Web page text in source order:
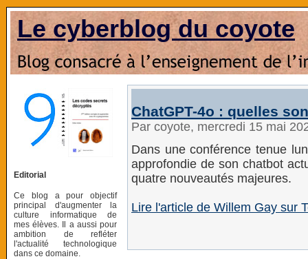
Le cyberblog du coyote
Editorial
Ce blog a pour objectif
principal d'augmenter la
culture informatique de
mes élèves. Il a aussi pour
ambition de refléter
l'actualité technologique
dans ce domaine.
ChatGPT-4o : quelles
Par coyote, mercredi 15 mai
Dans une conférence tenue
approfondie de son chatbot
quatre nouveautés majeures.
Lire l'article de Willem Gay sur